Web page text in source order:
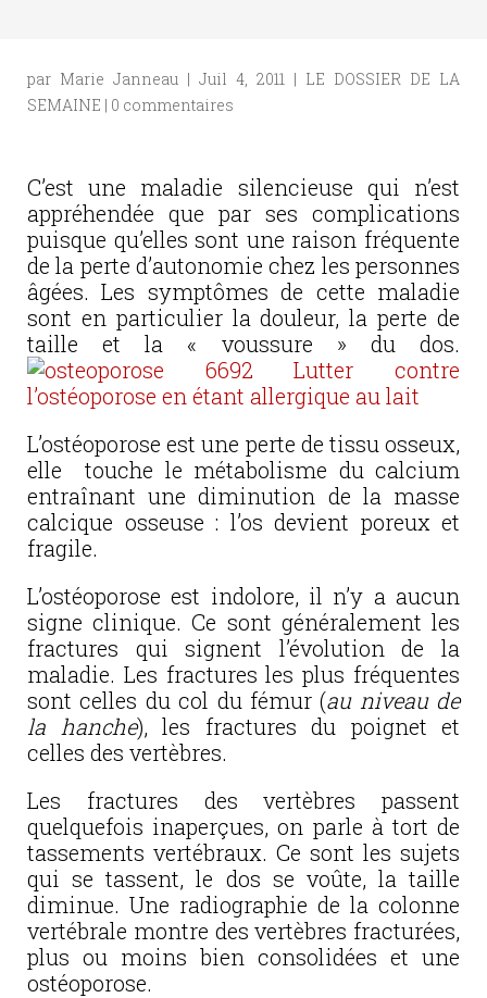
par Marie Janneau | Juil 4, 2011 | LE DOSSIER DE LA
SEMAINE | 0 commentaires
C’est une maladie silencieuse qui n’est
appréhendée que par ses complications
puisque qu’elles sont une raison fréquente
de la perte d’autonomie chez les personnes
âgées. Les symptômes de cette maladie
sont en particulier la douleur, la perte de
taille et la « voussure » du dos.
L’ostéoporose est une perte de tissu osseux,
elle touche le métabolisme du calcium
entraînant une diminution de la masse
calcique osseuse : l’os devient poreux et
fragile.
L’ostéoporose est indolore, il n’y a aucun
signe clinique. Ce sont généralement les
fractures qui signent l’évolution de la
maladie. Les fractures les plus fréquentes
sont celles du col du fémur (au niveau de
la hanche), les fractures du poignet et
celles des vertèbres.
Les fractures des vertèbres passent
quelquefois inaperçues, on parle à tort de
tassements vertébraux. Ce sont les sujets
qui se tassent, le dos se voûte, la taille
diminue. Une radiographie de la colonne
vertébrale montre des vertèbres fracturées,
plus ou moins bien consolidées et une
ostéoporose.